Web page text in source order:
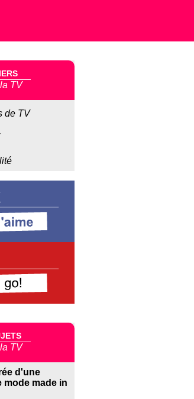
TV
de TV
TV
d'une
mode made in